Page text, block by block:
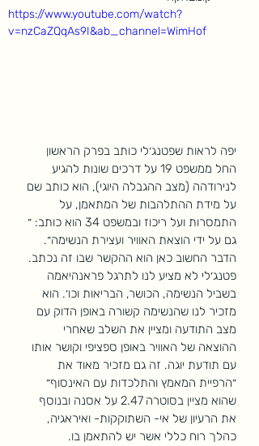
https://www.youtube.com/watch?
v=nzCaZQqAs9I&ab_channel=WimHof
יפה לראות שפטנג׳לי כותב בפרק הראשון
החל ממשפט 19 על דרכים שונות להגיע
לנירודהה (מצב ההגבלה היוגי), הוא כותב שם
על מידת ההתלהבות של המתאמן, על
התמסרות ועל ריכוז ובמשפט 34 הוא כותב: ״
גם על ידי הוצאת האוויר ועצירת הנשימה״.
הדבר החשוב כאן הוא ההקשר שבו זה נכתב.
פטנג׳לי לא מציע לנו לתרגל פראנהיאמה
בשביל הנשימה, הכושר, הבריאות וכו׳. הוא
מזכיר לנו שהנשימה קשורה באופן הדוק עם
מצב התודעה ומציין את השלב שאחרי
ההוצאה של האוויר באופן ספציפי וקושר אותו
עם תודעת יוגה. זה גם מזכיר מאוד את
״הרפיית המאמץ והתלכדות עם האינסוף״
שהוא מציין בסוטרה 2.47 על אסנה ובנוסף
את הרעיון של אי- השתוקקות- ואיראגיה,
כהלך רוח כללי אשר יש להתאמן בו.